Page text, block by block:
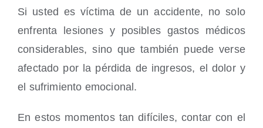
Si usted es víctima de un accidente, no solo
enfrenta lesiones y posibles gastos médicos
considerables, sino que también puede verse
afectado por la pérdida de ingresos, el dolor y
el sufrimiento emocional.
En estos momentos tan difíciles, contar con el